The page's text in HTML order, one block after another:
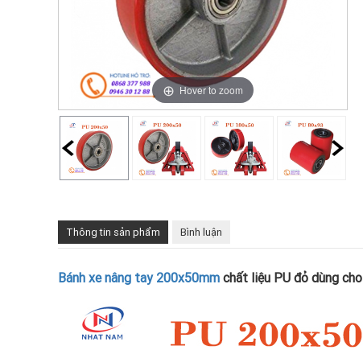
Hover to zoom
Thông tin sản phẩm Bình luận
Bánh xe nâng tay 200x50mm chất liệu PU đỏ dùng